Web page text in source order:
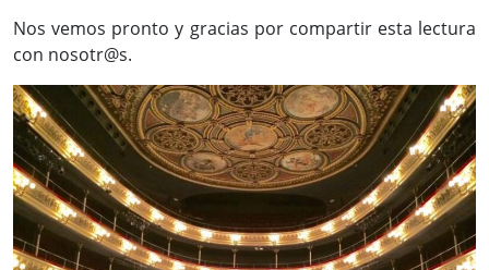
Nos vemos pronto y gracias por compartir esta lectura
con nosotr@s.